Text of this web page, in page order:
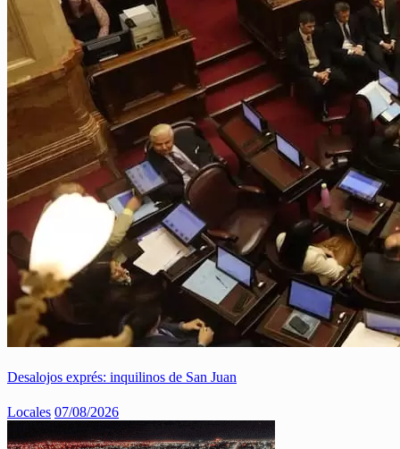
Desalojos exprés: inquilinos de San Juan
Locales 07/08/2026